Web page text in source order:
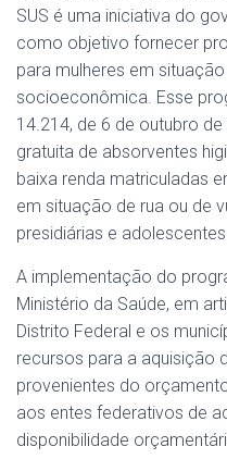
SUS é uma iniciativa do
como objetivo fornecer
para mulheres em
socioeconômica. Esse
14.214, de 6 de outubro
gratuita de absorventes
baixa renda matriculadas
em situação de rua ou de
presidiárias e
A implementação do
Ministério da Saúde, em
Distrito Federal e os
recursos para a aquisição
provenientes do
aos entes federativos de
disponibilidade